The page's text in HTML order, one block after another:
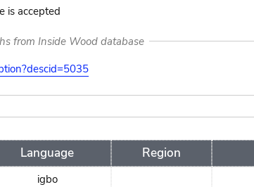
is accepted
from Inside Wood database
Language Region
igbo